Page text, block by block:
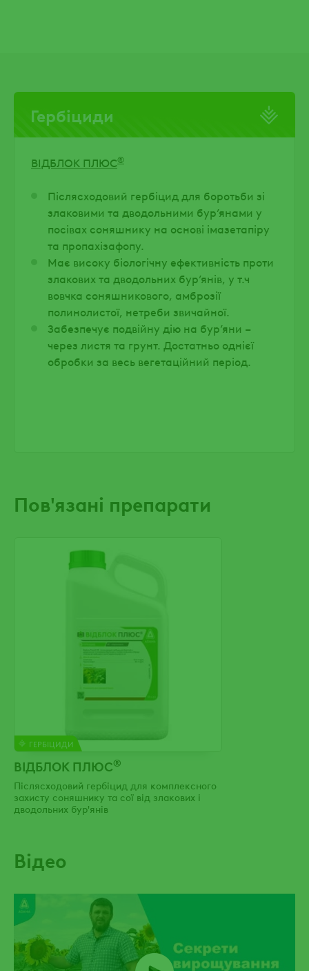
Гербіциди
ВІДБЛОК ПЛЮС®
Післясходовий гербіцид для боротьби зі
злаковими та дводольними бур’янами у
посівах соняшнику на основі імазетапіру
та пропахізафопу.
Має високу біологічну ефективність проти
злакових та дводольних бур’янів, у т.ч
вовчка соняшникового, амброзії
полинолистої, нетреби звичайної.
Забезпечує подвійну дію на бур’яни –
через листя та грунт. Достатньо однієї
обробки за весь вегетаційний період.
Пов'язані препарати
ГЕРБІЦИДИ
ВІДБЛОК ПЛЮС®
Післясходовий гербіцид для комплексного
захисту соняшнику та сої від злакових і
дводольних бур'янів
Відео